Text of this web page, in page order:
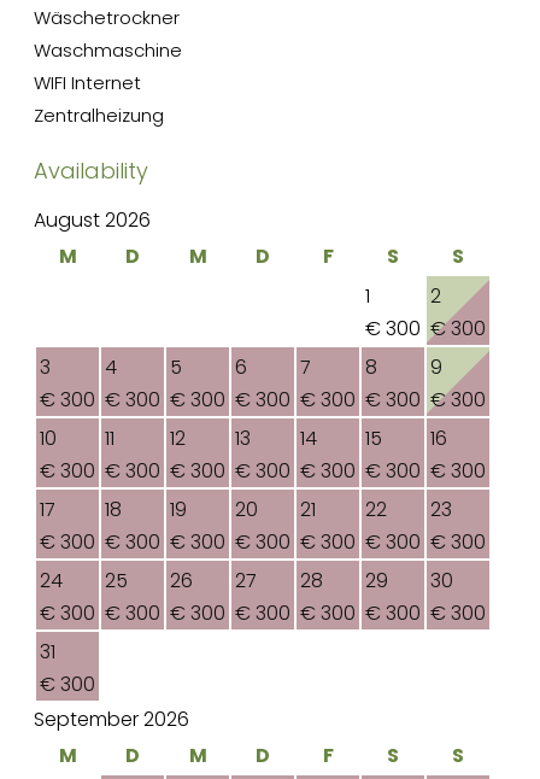
Wäschetrockner
Waschmaschine
WIFI Internet
Zentralheizung
Availability
August 2026
M
D M D F S
S
1
€ 300
2
€ 300
3
€ 300
4
€ 300
5
€ 300
6
€ 300
7
€ 300
8
€ 300
9
€ 300
10
€ 300
11
€ 300
12
€ 300
13
€ 300
14
€ 300
15
€ 300
16
€ 300
17
€ 300
18
€ 300
19
€ 300
20
€ 300
21
€ 300
22
€ 300
23
€ 300
24
€ 300
25
€ 300
26
€ 300
27
€ 300
28
€ 300
29
€ 300
30
€ 300
31
€ 300
September 2026
M
D M D F S
S